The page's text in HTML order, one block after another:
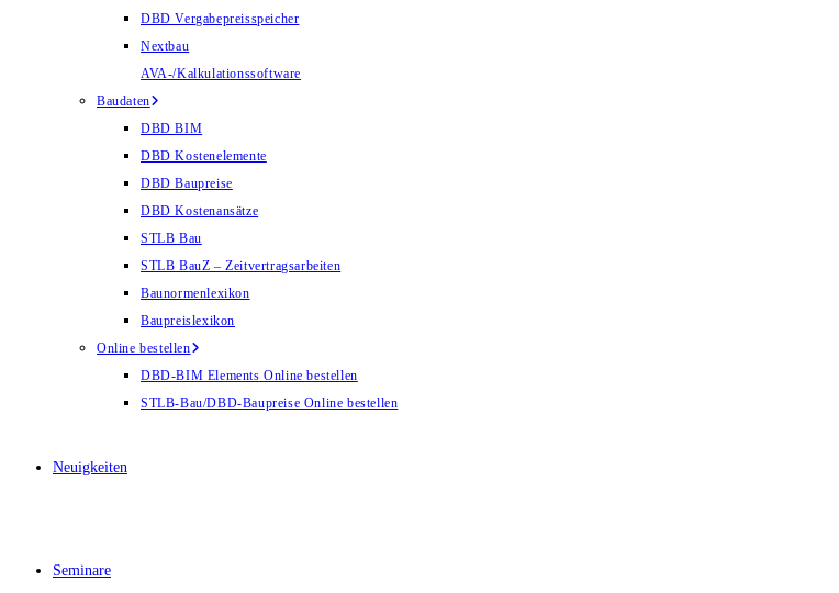
DBD Vergabepreisspeicher
Nextbau
AVA-/Kalkulationssoftware
Baudaten
DBD BIM
DBD Kostenelemente
DBD Baupreise
DBD Kostenansätze
STLB Bau
STLB BauZ – Zeitvertragsarbeiten
Baunormenlexikon
Baupreislexikon
Online bestellen
DBD-BIM Elements Online bestellen
STLB-Bau/DBD-Baupreise Online bestellen
Neuigkeiten
Seminare